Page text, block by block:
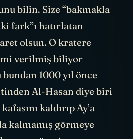
bilin. Size “bakmakla
fark”ı hatırlatan
olsun. O kratere
verilmiş biliyor
1000 yıl önce
Al-Hasan diye biri
kaldırıp Ay’a
kalmamış görmeye